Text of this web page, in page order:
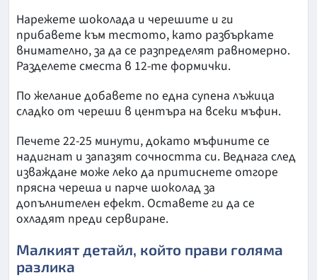
Нарежете шоколада и черешите и ги
прибавете към тестото, като разбъркате
внимателно, за да се разпределят равномерно.
Разделете сместа в 12-те формички.
По желание добавете по една супена лъжица
сладко от череши в центъра на всеки мъфин.
Печете 22-25 минути, докато мъфините се
надигнат и запазят сочността си. Веднага след
изваждане може леко да притиснете отгоре
прясна череша и парче шоколад за
допълнителен ефект. Оставете ги да се
охладят преди сервиране.
Малкият детайл, който прави голяма
разлика